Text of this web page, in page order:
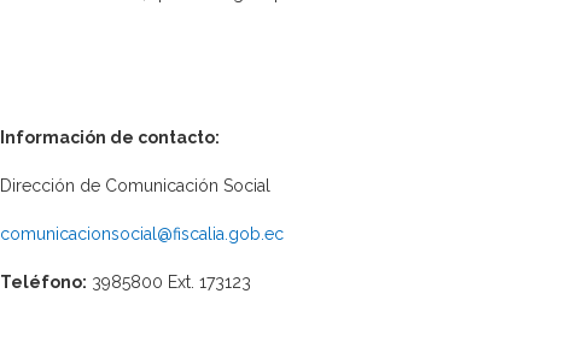
Información de contacto:
Dirección de Comunicación Social
comunicacionsocial@fiscalia.gob.ec
Teléfono: 3985800 Ext. 173123